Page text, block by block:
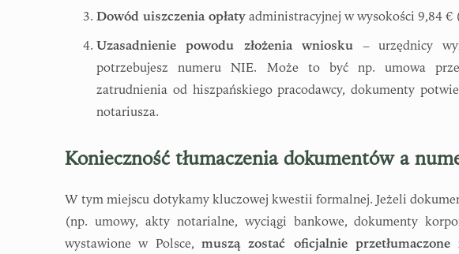
Dowód uiszczenia opłatyadministracyjnej w wysokości 9,84
Uzasadnienie powodu złożenia wniosku – urzędnicy
potrzebujesz numeru NIE. Może to być np. umowa
zatrudnienia od hiszpańskiego pracodawcy, dokumenty
notariusza.
Konieczność tłumaczenia dokumentów a
W tym miejscu dotykamy kluczowej kwestii formalnej. Jeżeli
(np. umowy, akty notarialne, wyciągi bankowe, dokumenty
wystawione w Polsce, muszą zostać oficjalnie